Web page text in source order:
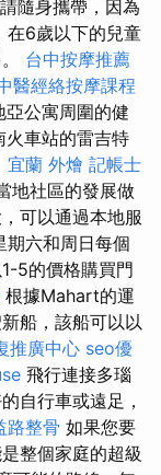
隨身攜帶，因為
在6歲以下的兒童
台中按摩推薦
醫經絡按摩課程
公寓周圍的健
火車站的雷吉特
宜蘭 外燴 記帳士
地社區的發展做
可以通過本地服
期六和周日每個
5的價格購買門
根據Mahart的運
船，該船可以以
推廣中心 seo優
飛行連接多瑙
自行車或遠足，
路整骨 如果您要
整個家庭的超級